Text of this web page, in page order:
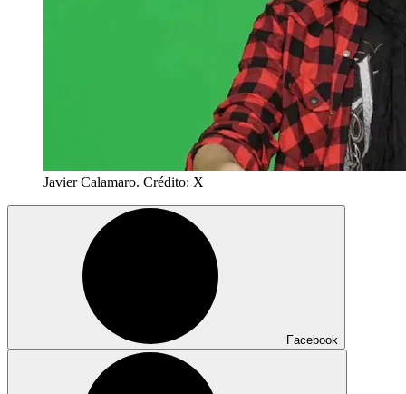
Javier Calamaro. Crédito: X
Facebook